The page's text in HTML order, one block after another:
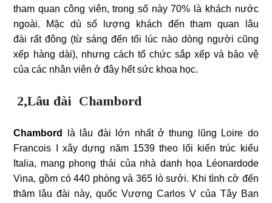
tham quan công viên, trong số này 70% là khách nước
ngoài. Mặc dù số lượng khách đến tham quan lâu
đài rất đông (từ sáng đến tối lúc nào dòng người cũng
xếp hàng dài), nhưng cách tổ chức sắp xếp và bảo vệ
của các nhân viên ở đây hết sức khoa học.
2,Lâu đài Chambord
Chambord
là lâu đài lớn nhất ở thung lũng Loire do
Francois I xây dựng năm 1539 theo lối kiến trúc kiểu
Italia, mang phong thái của nhà danh họa Léonardode
Vina, gồm có 440 phòng và 365 lò sưởi. Khi tình cờ đến
thăm lâu đài này, quốc Vương Carlos V của Tây Ban